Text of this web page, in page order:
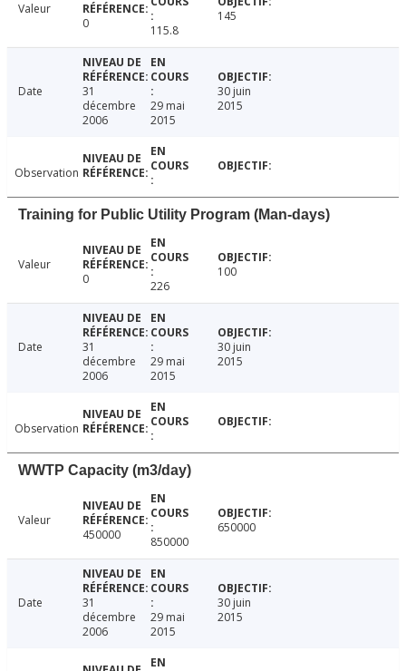
Valeur
0
115.8
145
Date
31
décembre
2006
29 mai
2015
30 juin
2015
Observation
Training for Public Utility Program (Man-days)
Valeur
0
226
100
Date
31
décembre
2006
29 mai
2015
30 juin
2015
Observation
WWTP Capacity (m3/day)
Valeur
450000
850000
650000
Date
31
décembre
2006
29 mai
2015
30 juin
2015